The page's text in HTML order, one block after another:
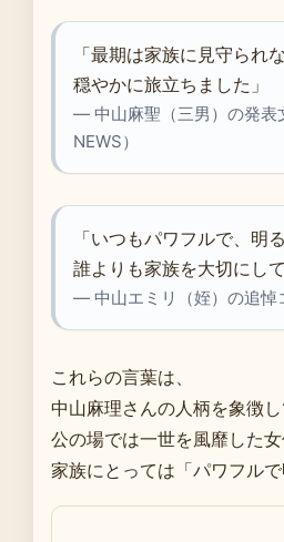
「最期は家族に見守られな
穏やかに旅立ちました」
— 中山麻聖（三男）の発表
NEWS）
「いつもパワフルで、明る
誰よりも家族を大切にし
— 中山エミリ（姪）の追悼
これらの言葉は、
中山麻理さんの人柄を象徴し
公の場では一世を風靡した女
家族にとっては「パワフルで